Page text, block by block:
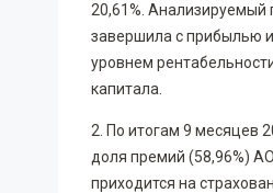
20,61%.
завершила с прибылью
уровнем
капитала.
2. По итогам 9 месяцев
доля премий (58,96%)
приходится на